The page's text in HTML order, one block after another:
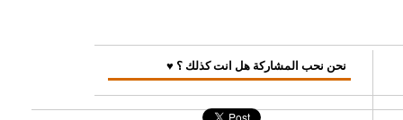
♥ نحن نحب المشاركة هل انت كذلك ؟